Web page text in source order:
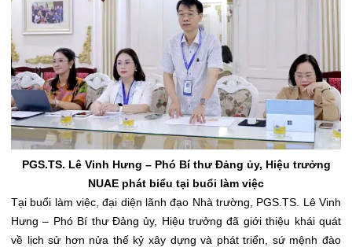
PGS.TS. Lê Vinh Hưng – Phó Bí thư Đảng ủy, Hiệu trưởng
NUAE phát biểu tại buổi làm việc
Tại buổi làm việc, đại diện lãnh đạo Nhà trường, PGS.TS. Lê Vinh
Hưng – Phó Bí thư Đảng ủy, Hiệu trưởng đã giới thiệu khái quát
về lịch sử hơn nửa thế kỷ xây dựng và phát triển, sứ mệnh đào